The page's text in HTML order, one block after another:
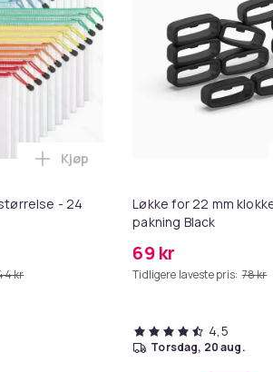
- 24
kr
Legg Nettingposer i A4-
Kjøp
Løkke for 22 mm
pakning Black
69 kr
Tidligere laveste pris: 78 kr
4,5
torsdag, 20 aug.